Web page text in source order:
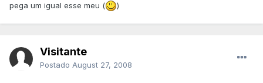
pega um igual esse meu (
)
Visitante
Postado August 27, 2008